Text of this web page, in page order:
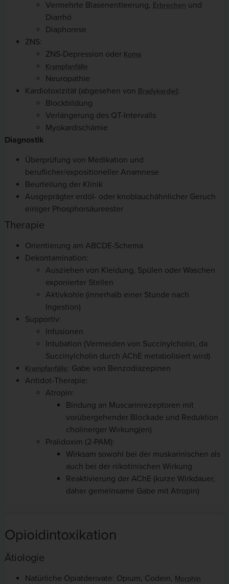
Vermehrte Blasenentleerung, Erbrechen und
Diarrhö
Diaphorese
ZNS:
ZNS-Depression oder Koma
Krampfanfälle
Neuropathie
Kardiotoxizität (abgesehen von Bradykardie):
Blockbildung
Verlängerung des QT-Intervalls
Myokardischämie
Diagnostik
Überprüfung von Medikation und
beruflicher/expositioneller Anamnese
Beurteilung der Klinik
Ausgeprägter erdöl- oder knoblauchähnlicher Geruch
einiger Phosphorsäureester
Therapie
Orientierung am ABCDE-Schema
Dekontamination:
Ausziehen von Kleidung, Spülen oder Waschen
exponierter Stellen
Aktivkohle (innerhalb einer Stunde nach
Ingestion)
Supportiv:
Infusionen
Intubation (Vermeiden von Succinylcholin, da
Succinylcholin durch AChE metabolisiert wird)
Krampfanfälle: Gabe von Benzodiazepinen
Antidot-Therapie:
Atropin:
Bindung an Muscarinrezeptoren mit
vorübergehender Blockade und Reduktion
cholinerger Wirkung(en)
Pralidoxim (2-PAM):
Wirksam sowohl bei der muskarinischen als
auch bei der nikotinischen Wirkung
Reaktivierung der AChE (kurze Wirkdauer,
daher gemeinsame Gabe mit Atropin)
Opioidintoxikation
Ätiologie
Natürliche Opiatderivate: Opium, Codein, Morphin